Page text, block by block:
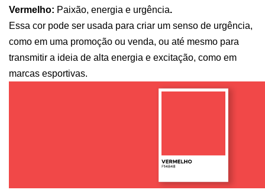
Vermelho: Paixão, energia e urgência.
Essa cor pode ser usada para criar um senso de urgência,
como em uma promoção ou venda, ou até mesmo para
transmitir a ideia de alta energia e excitação, como em
marcas esportivas.